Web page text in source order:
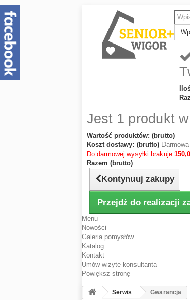
Jest 1 produkt
Wartość produktów: (brutto)
Koszt dostawy: (brutto)
Do darmowej wysyłki brakuje
Razem (brutto)
Kontynuuj zakupy
Przejdź do realizacji
Menu
Nowości
Galeria pomysłów
Katalog
Kontakt
Umów wizytę konsultanta
Powiększ stronę
Serwis Gwarancja